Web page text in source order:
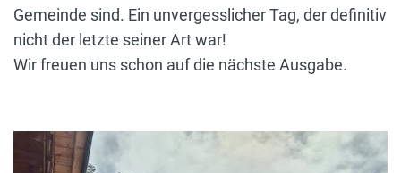
Gemeinde sind. Ein unvergesslicher Tag, der definitiv
nicht der letzte seiner Art war!
Wir freuen uns schon auf die nächste Ausgabe.